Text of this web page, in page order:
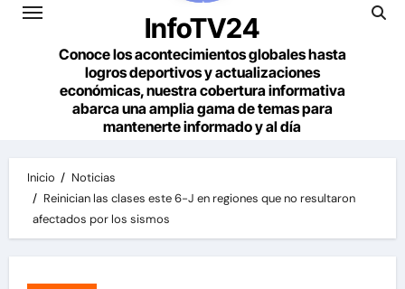
InfoTV24
Conoce los acontecimientos globales hasta
logros deportivos y actualizaciones
económicas, nuestra cobertura informativa
abarca una amplia gama de temas para
mantenerte informado y al día
Inicio
Noticias
Reinician las clases este 6-J en regiones que no resultaron
afectados por los sismos